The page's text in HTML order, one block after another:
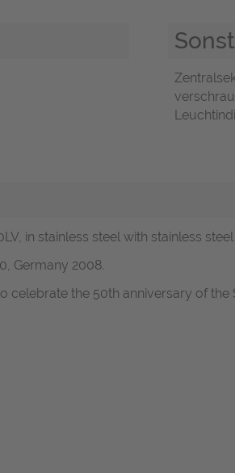
in stainless steel with stainless
Germany 2008.
celebrate the 50th anniversary of the